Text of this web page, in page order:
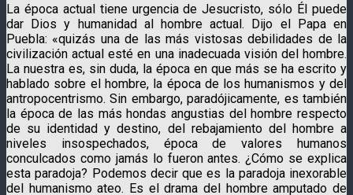
La época actual tiene urgencia de Jesucristo, sólo Él puede
dar Dios y huma­nidad al hombre actual. Dijo el Papa en
Puebla: «quizás una de las más vistosas debilidades de la
civilización actual esté en una inadecuada visión del hombre.
La nuestra es, sin duda, la época en que más se ha escrito y
hablado sobre el hom­bre, la época de los humanismos y del
antropocentrismo. Sin embargo, paradóji­camente, es también
la época de las más hondas angustias del hombre respecto
de su identidad y destino, del rebajamiento del hombre a
niveles insospechados, época de valores humanos
conculcados como jamás lo fueron antes. ¿Cómo se explica
esta paradoja? Podemos decir que es la parado­ja inexorable
del humanis­mo ateo. Es el drama del hombre amputado de